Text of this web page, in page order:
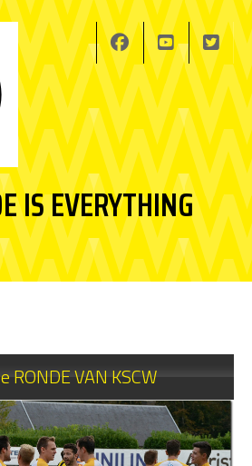
IS EVERYTHING
RONDE VAN KSCW